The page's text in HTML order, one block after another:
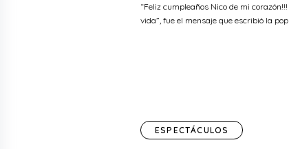
“Feliz cumpleaños Nico de mi
vida”, fue el mensaje que escribió la
ESPECTÁCULOS